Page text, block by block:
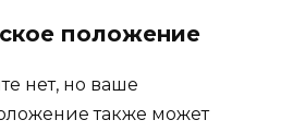
положение
нет, но ваше
также может